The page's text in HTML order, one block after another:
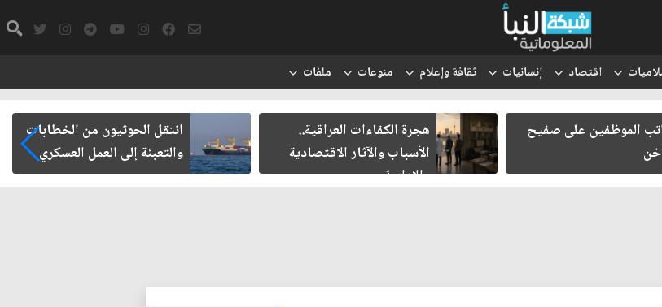
اقتصاد إنسانيات ثقافة وإعلام منوعات ملفات
الموظفين على صفيح
هجرة الكفاءات العراقية..
الأسباب والآثار الاقتصادية
والإدارية
انتقل الحوثيون من الخطابات
والتعبئة إلى العمل العسكري